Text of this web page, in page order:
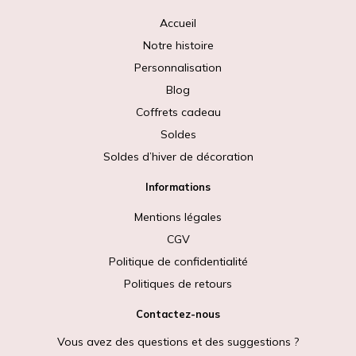
Accueil
Notre histoire
Personnalisation
Blog
Coffrets cadeau
Soldes
Soldes d’hiver de décoration
Informations
Mentions légales
CGV
Politique de confidentialité
Politiques de retours
Contactez-nous
Vous avez des questions et des suggestions ?